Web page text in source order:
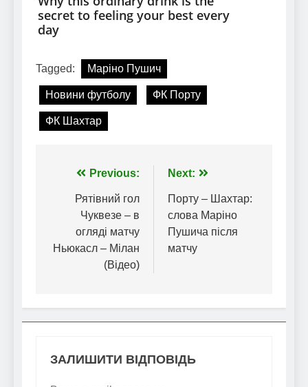
Tagged: Маріно Пушич
Новини футболу ФК Порту
ФК Шахтар
Навігація
записів
Previous:
Рятівний гол
Чуквезе – в
огляді матчу
Ньюкасл – Мілан
(Відео)
Next:
Порту – Шахтар:
слова Маріно
Пушича після
матчу
ЗАЛИШИТИ ВІДПОВІДЬ